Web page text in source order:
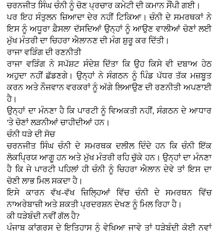
ਚਰਨਜੀਤ ਸਿੰਘ ਚੰਨੀ ਨੂੰ ਚੋਣ ਪ੍ਰਚਾਰ ਕਮੇਟੀ ਦੀ ਕਮਾਨ ਸੌਂਪੀ ਗਈ।
ਪਰ ਇਹ ਸੰਤੁਲਨ ਜ਼ਿਆਦਾ ਦੇਰ ਨਹੀਂ ਟਿਕਿਆ। ਚੰਨੀ ਦੇ ਸਮਰਥਕਾਂ ਨੇ
ਇਸ ਨੂੰ ਅਧੂਰਾ ਫ਼ੈਸਲਾ ਦੱਸਦਿਆਂ ਉਨ੍ਹਾਂ ਨੂੰ ਆਉਣ ਵਾਲੀਆਂ ਚੋਣਾਂ ਲਈ
ਮੁੱਖ ਮੰਤਰੀ ਦਾ ਚਿਹਰਾ ਐਲਾਨਣ ਦੀ ਮੰਗ ਸ਼ੁਰੂ ਕਰ ਦਿੱਤੀ।
ਰਾਜਾ ਵੜਿੰਗ ਦੀ ਰਣਨੀਤੀ
ਰਾਜਾ ਵੜਿੰਗ ਨੇ ਸਪੱਸ਼ਟ ਸੰਦੇਸ਼ ਦਿੱਤਾ ਕਿ ਉਹ ਕਿਸੇ ਵੀ ਦਬਾਅ ਹੇਠ
ਅਹੁਦਾ ਨਹੀਂ ਛੱਡਣਗੇ। ਉਨ੍ਹਾਂ ਨੇ ਸੰਗਠਨ ਨੂੰ ਪਿੰਡ ਪੱਧਰ ਤੱਕ ਮਜ਼ਬੂਤ
ਕਰਨ ਅਤੇ ਨੌਜਵਾਨ ਵਰਕਰਾਂ ਨੂੰ ਅੱਗੇ ਲਿਆਉਣ ਦੀ ਰਣਨੀਤੀ ਅਪਣਾਈ
ਹੈ।
ਉਨ੍ਹਾਂ ਦਾ ਮੰਨਣਾ ਹੈ ਕਿ ਪਾਰਟੀ ਨੂੰ ਵਿਅਕਤੀ ਨਹੀਂ, ਸੰਗਠਨ ਦੇ ਆਧਾਰ
'ਤੇ ਚੋਣਾਂ ਲੜਨੀਆਂ ਚਾਹੀਦੀਆਂ ਹਨ।
ਚੰਨੀ ਧੜੇ ਦੀ ਸੋਚ
ਚਰਨਜੀਤ ਸਿੰਘ ਚੰਨੀ ਦੇ ਸਮਰਥਕ ਦਲੀਲ ਦਿੰਦੇ ਹਨ ਕਿ ਚੰਨੀ ਇੱਕ
ਲੋਕਪ੍ਰਿਯ ਆਗੂ ਹਨ ਅਤੇ ਮੁੱਖ ਮੰਤਰੀ ਰਹਿ ਚੁੱਕੇ ਹਨ। ਉਨ੍ਹਾਂ ਦਾ ਮੰਨਣਾ
ਹੈ ਕਿ ਜੇ ਪਾਰਟੀ ਪਹਿਲਾਂ ਹੀ ਚੰਨੀ ਨੂੰ ਚਿਹਰਾ ਐਲਾਨ ਦੇਵੇ ਤਾਂ ਇਸ ਦਾ
ਚੋਣੀ ਲਾਭ ਮਿਲ ਸਕਦਾ ਹੈ।
ਇਸੇ ਕਾਰਨ ਵੱਖ-ਵੱਖ ਜ਼ਿਲ੍ਹਿਆਂ ਵਿੱਚ ਚੰਨੀ ਦੇ ਸਮਰਥਨ ਵਿੱਚ
ਨਾਅਰੇਬਾਜ਼ੀ ਅਤੇ ਸ਼ਕਤੀ ਪ੍ਰਦਰਸ਼ਨ ਦੇਖਣ ਨੂੰ ਮਿਲ ਰਿਹਾ ਹੈ।
ਕੀ ਧੜੇਬੰਦੀ ਨਵੀਂ ਗੱਲ ਹੈ?
ਪੰਜਾਬ ਕਾਂਗਰਸ ਦੇ ਇਤਿਹਾਸ ਨੂੰ ਵੇਖਿਆ ਜਾਵੇ ਤਾਂ ਧੜੇਬੰਦੀ ਕੋਈ ਨਵਾਂ